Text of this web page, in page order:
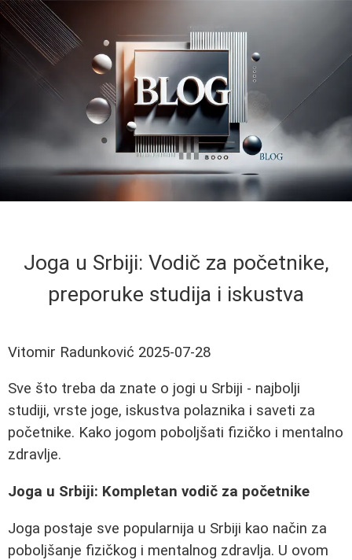
Joga u Srbiji: Vodič za početnike,
preporuke studija i iskustva
Vitomir Radunković 2025-07-28
Sve što treba da znate o jogi u Srbiji - najbolji
studiji, vrste joge, iskustva polaznika i saveti za
početnike. Kako jogom poboljšati fizičko i mentalno
zdravlje.
Joga u Srbiji: Kompletan vodič za početnike
Joga postaje sve popularnija u Srbiji kao način za
poboljšanje fizičkog i mentalnog zdravlja. U ovom